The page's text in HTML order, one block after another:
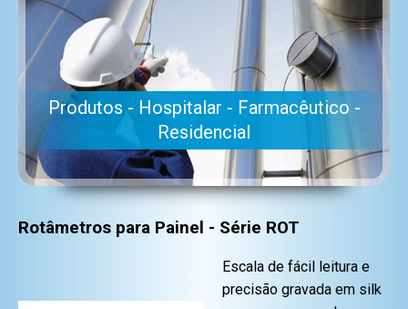
Produtos - Hospitalar - Farmacêutico -
Residencial
Rotâmetros para Painel - Série ROT
Escala de fácil leitura e
precisão gravada em silk